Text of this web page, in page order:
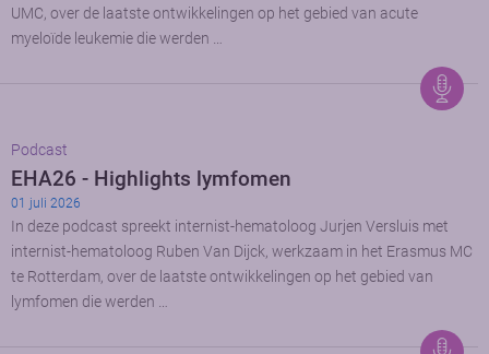
UMC, over de laatste ontwikkelingen op het gebied van acute
myeloïde leukemie die werden …
Podcast
EHA26 - Highlights lymfomen
01 juli 2026
In deze podcast spreekt internist-hematoloog Jurjen Versluis met
internist-hematoloog Ruben Van Dijck, werkzaam in het Erasmus MC
te Rotterdam, over de laatste ontwikkelingen op het gebied van
lymfomen die werden …